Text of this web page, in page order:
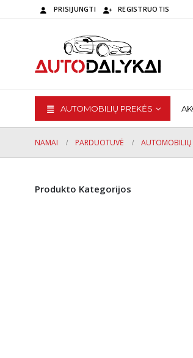
PRISIJUNGTI REGISTRUOTIS
AUTOMOBILIŲ PREKĖS
NAMAI PARDUOTUVĖ AUTOMOBILIŲ
Produkto Kategorijos